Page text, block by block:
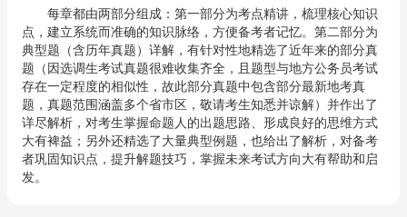
每章都由两部分组成：第一部分为考点精讲，梳理核心知识
点，建立系统而准确的知识脉络，方便备考者记忆。第二部分为
典型题（含历年真题）详解，有针对性地精选了近年来的部分真
题（因选调生考试真题很难收集齐全，且题型与地方公务员考试
存在一定程度的相似性，故此部分真题中包含部分最新地考真
题，真题范围涵盖多个省市区，敬请考生知悉并谅解）并作出了
详尽解析，对考生掌握命题人的出题思路、形成良好的思维方式
大有裨益；另外还精选了大量典型例题，也给出了解析，对备考
者巩固知识点，提升解题技巧，掌握未来考试方向大有帮助和启
发。